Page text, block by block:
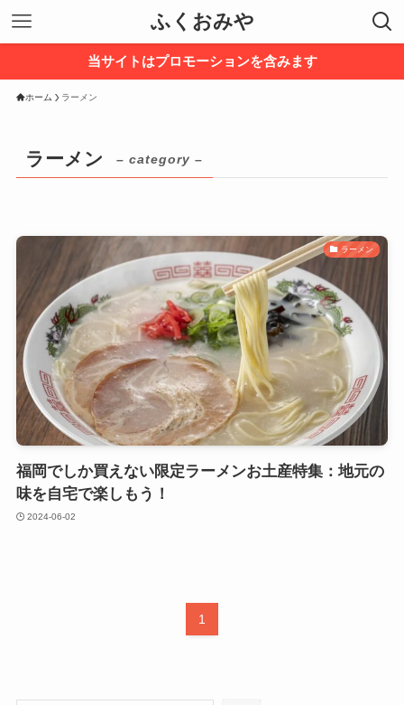
ふくおみや
当サイトはプロモーションを含みます
ホーム ラーメン
ラーメン – category –
ラーメン
福岡でしか買えない限定ラーメンお土産特集：地元の
味を自宅で楽しもう！
2024-06-02
1